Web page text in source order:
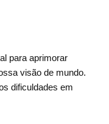
para aprimorar
visão de mundo.
dificuldades em